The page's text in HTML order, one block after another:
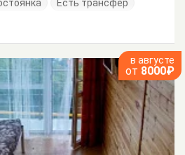
Есть трансфер
в августе
от 8000₽